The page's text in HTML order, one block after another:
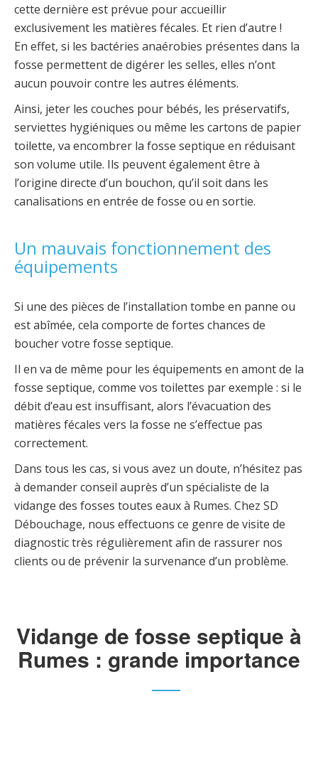
cette dernière est prévue pour accueillir
exclusivement les matières fécales. Et rien d’autre !
En effet, si les bactéries anaérobies présentes dans la
fosse permettent de digérer les selles, elles n’ont
aucun pouvoir contre les autres éléments.
Ainsi, jeter les couches pour bébés, les préservatifs,
serviettes hygiéniques ou même les cartons de papier
toilette, va encombrer la fosse septique en réduisant
son volume utile. Ils peuvent également être à
l’origine directe d’un bouchon, qu’il soit dans les
canalisations en entrée de fosse ou en sortie.
Un mauvais fonctionnement des
équipements
Si une des pièces de l’installation tombe en panne ou
est abîmée, cela comporte de fortes chances de
boucher votre fosse septique.
Il en va de même pour les équipements en amont de la
fosse septique, comme vos toilettes par exemple : si le
débit d’eau est insuffisant, alors l’évacuation des
matières fécales vers la fosse ne s’effectue pas
correctement.
Dans tous les cas, si vous avez un doute, n’hésitez pas
à demander conseil auprès d’un spécialiste de la
vidange des fosses toutes eaux à Rumes. Chez SD
Débouchage, nous effectuons ce genre de visite de
diagnostic très régulièrement afin de rassurer nos
clients ou de prévenir la survenance d’un problème.
Vidange de fosse septique à
Rumes : grande importance